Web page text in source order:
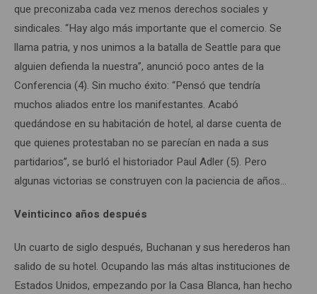
que preconizaba cada vez menos derechos sociales y
sindicales. “Hay algo más importante que el comercio. Se
llama patria, y nos unimos a la batalla de Seattle para que
alguien defienda la nuestra”, anunció poco antes de la
Conferencia (4). Sin mucho éxito: “Pensó que tendría
muchos aliados entre los manifestantes. Acabó
quedándose en su habitación de hotel, al darse cuenta de
que quienes protestaban no se parecían en nada a sus
partidarios”, se burló el historiador Paul Adler (5). Pero
algunas victorias se construyen con la paciencia de años…
Veinticinco años después
Un cuarto de siglo después, Buchanan y sus herederos han
salido de su hotel. Ocupando las más altas instituciones de
Estados Unidos, empezando por la Casa Blanca, han hecho